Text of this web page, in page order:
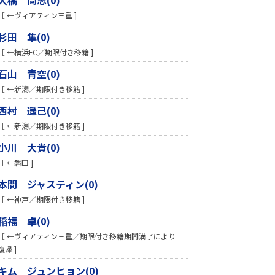
←ヴィアティン三重 ]
田 隼(0)
←横浜FC／期限付き移籍 ]
山 青空(0)
←新潟／期限付き移籍 ]
村 遥己(0)
←新潟／期限付き移籍 ]
川 大貴(0)
←磐田 ]
間 ジャスティン(0)
←神戸／期限付き移籍 ]
福 卓(0)
←ヴィアティン三重／期限付き移籍期間満了により
帰 ]
ム ジュンヒョン(0)